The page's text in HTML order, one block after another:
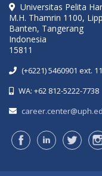
Universitas Pelita
M.H. Thamrin 1100,
Banten, Tangerang
Indonesia
15811
(+6221) 5460901 ext.
WA: +62 812-5222-7738